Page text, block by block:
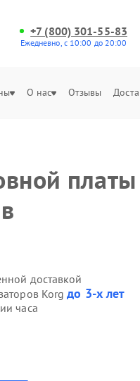
+7 (800) 301-55-83
Ежедневно, с 10:00 до 20:00
О нас Отзывы
платы
доставкой
Korgдо 3-х лет
часа